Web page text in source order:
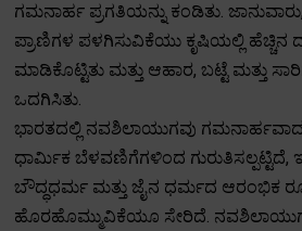
ಗಮನಾರ್ಹ ಪ್ರಗತಿಯನ್ನು ಕಂಡಿತು.
ಪ್ರಾಣಿಗಳ ಪಳಗಿಸುವಿಕೆಯು ಕೃಷಿಯಲ್ಲಿ ಹೆಚ್ಚಿನ
ಮಾಡಿಕೊಟ್ಟಿತು ಮತ್ತು ಆಹಾರ, ಬಟ್ಟೆ ಮತ್ತು
ಒದಗಿಸಿತು.
ಭಾರತದಲ್ಲಿ ನವಶಿಲಾಯುಗವು ಗಮನಾರ್ಹವಾದ
ಧಾರ್ಮಿಕ ಬೆಳವಣಿಗೆಗಳಿಂದ
ಬೌದ್ಧಧರ್ಮ ಮತ್ತು ಜೈನ ಧರ್ಮದ ಆರಂಭಿಕ
ಹೊರಹೊಮ್ಮುವಿಕೆಯೂ ಸೇರಿದೆ.